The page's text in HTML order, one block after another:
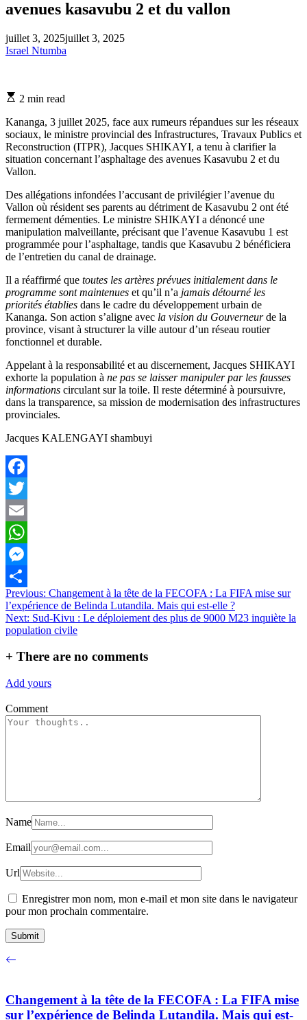
avenues kasavubu 2 et du vallon
juillet 3, 2025juillet 3, 2025
Israel Ntumba
Estimated
time
2 min read
Kananga, 3 juillet 2025, face aux rumeurs répandues sur les réseaux
sociaux, le ministre provincial des Infrastructures, Travaux Publics et
Reconstruction (ITPR), Jacques SHIKAYI, a tenu à clarifier la
situation concernant l’asphaltage des avenues Kasavubu 2 et du
Vallon.
Des allégations infondées l’accusant de privilégier l’avenue du
Vallon où résident ses parents au détriment de Kasavubu 2 ont été
fermement démenties. Le ministre SHIKAYI a dénoncé une
manipulation malveillante, précisant que l’avenue Kasavubu 1 est
programmée pour l’asphaltage, tandis que Kasavubu 2 bénéficiera
de l’entretien du canal de drainage.
Il a réaffirmé que toutes les artères prévues initialement dans le
programme sont maintenues et qu’il n’a jamais détourné les
priorités établies dans le cadre du développement urbain de
Kananga. Son action s’aligne avec la vision du Gouverneurde la
province, visant à structurer la ville autour d’un réseau routier
fonctionnel et durable.
Appelant à la responsabilité et au discernement, Jacques SHIKAYI
exhorte la population à ne pas se laisser manipuler par les fausses
informations circulant sur la toile. Il reste déterminé à poursuivre,
dans la transparence, sa mission de modernisation des infrastructures
provinciales.
Jacques KALENGAYI shambuyi
Facebook
Twitter
Email
WhatsApp
Messenger
Partager
Navigation
de
l’article
Previous: Changement à la tête de la FECOFA : La FIFA mise sur
l’expérience de Belinda Lutandila. Mais qui est-elle ?
Next: Sud-Kivu : Le déploiement des plus de 9000 M23 inquiète la
population civile
+ There are no comments
Add yours
Comment
Name
Email
Url
Enregistrer mon nom, mon e-mail et mon site dans le navigateur
pour mon prochain commentaire.
Changement à la tête de la FECOFA : La FIFA mise
sur l’expérience de Belinda Lutandila. Mais qui est-